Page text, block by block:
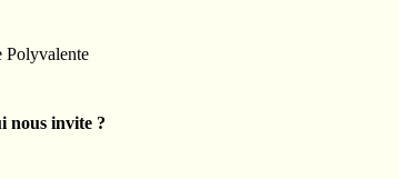
Polyvalente
nous invite ?